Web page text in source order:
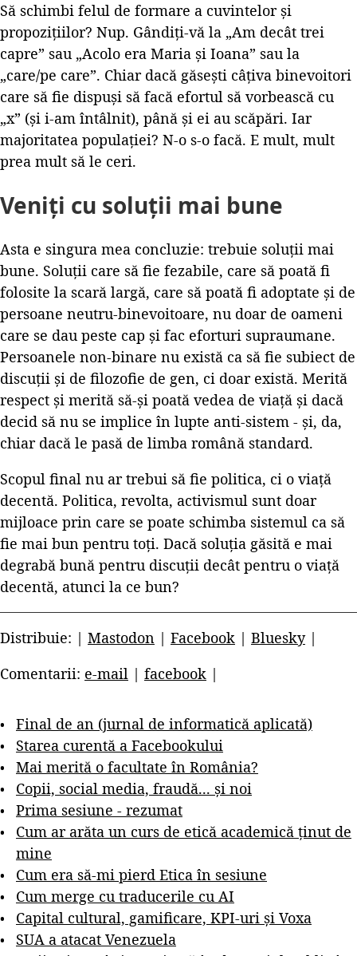
Să schimbi felul de formare a cuvintelor și
propozițiilor? Nup. Gândiți-vă la „Am decât trei
capre” sau „Acolo era Maria și Ioana” sau la
„care/pe care”. Chiar dacă găsești câțiva binevoitori
care să fie dispuși să facă efortul să vorbească cu
„x” (și i-am întâlnit), până și ei au scăpări. Iar
majoritatea populației? N-o s-o facă. E mult, mult
prea mult să le ceri.
Veniți cu soluții mai bune
Asta e singura mea concluzie: trebuie soluții mai
bune. Soluții care să fie fezabile, care să poată fi
folosite la scară largă, care să poată fi adoptate și de
persoane neutru-binevoitoare, nu doar de oameni
care se dau peste cap și fac eforturi supraumane.
Persoanele non-binare nu există ca să fie subiect de
discuții și de filozofie de gen, ci doar există. Merită
respect și merită să-și poată vedea de viață și dacă
decid să nu se implice în lupte anti-sistem - și, da,
chiar dacă le pasă de limba română standard.
Scopul final nu ar trebui să fie politica, ci o viață
decentă. Politica, revolta, activismul sunt doar
mijloace prin care se poate schimba sistemul ca să
fie mai bun pentru toți. Dacă soluția găsită e mai
degrabă bună pentru discuții decât pentru o viață
decentă, atunci la ce bun?
Distribuie: | Mastodon | Facebook | Bluesky|
Comentarii: e-mail | facebook |
Final de an (jurnal de informatică aplicată)
Starea curentă a Facebookului
Mai merită o facultate în România?
Copii, social media, fraudă... și noi
Prima sesiune - rezumat
Cum ar arăta un curs de etică academică ținut de
mine
Cum era să-mi pierd Etica în sesiune
Cum merge cu traducerile cu AI
Capital cultural, gamificare, KPI-uri și Voxa
SUA a atacat Venezuela